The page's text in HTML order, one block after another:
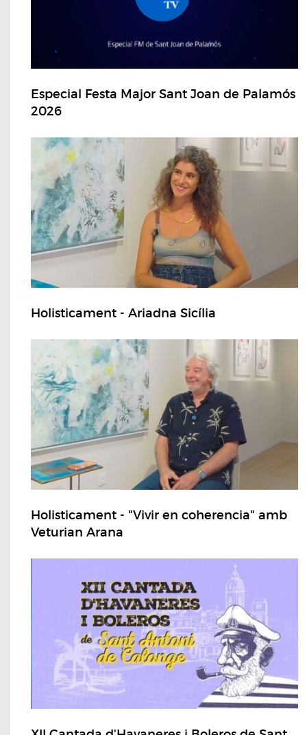
Especial Festa Major Sant Joan de Palamós
2026
Holisticament - Ariadna Sicília
Holisticament - "Vivir en coherencia" amb
Veturian Arana